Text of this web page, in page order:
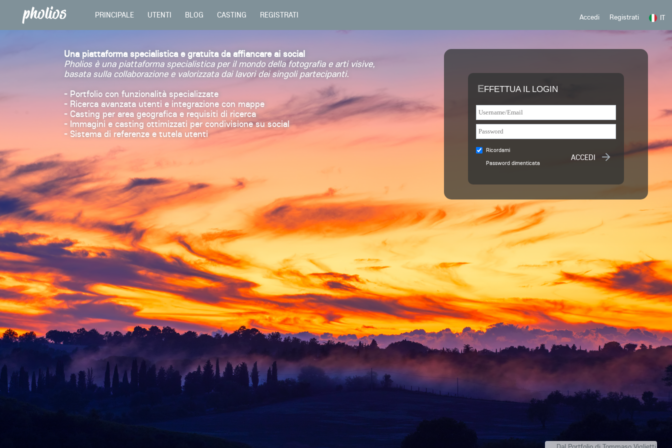
Accedi Registrati IT
PRINCIPALE UTENTI BLOG CASTING REGISTRATI
Una piattaforma specialistica e gratuita da affiancare ai social
Pholios è una piattaforma specialistica per il mondo della fotografia e arti visive,
basata sulla collaborazione e valorizzata dai lavori dei singoli partecipanti.
- Portfolio con funzionalità specializzate
- Ricerca avanzata utenti e integrazione con mappe
- Casting per area geografica e requisiti di ricerca
- Immagini e casting ottimizzati per condivisione su social
- Sistema di referenze e tutela utenti
EFFETTUA IL LOGIN
Ricordami
Password dimenticata